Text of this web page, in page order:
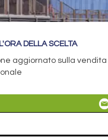
DELLA SCELTA
aggiornato sulla